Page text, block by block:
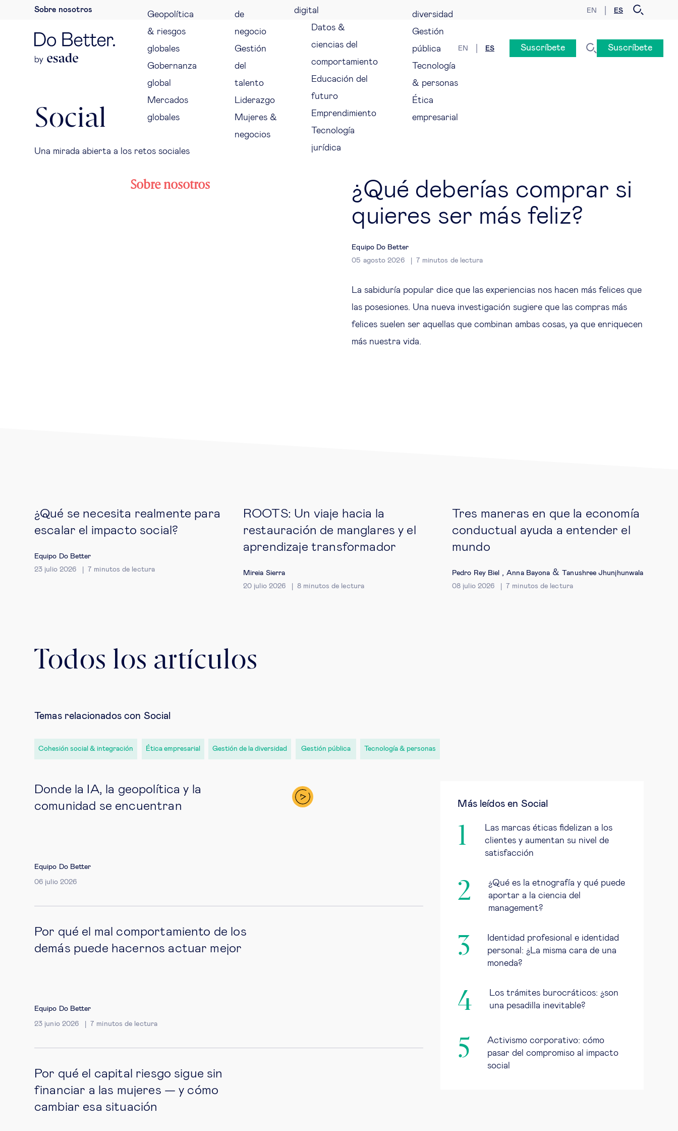
Sobre nosotros EN ES
Geopolítica
& riesgos
globales
Gobernanza
global
Mercados
globales
de
negocio
Gestión
del
talento
Liderazgo
Mujeres &
negocios
digital
Datos &
ciencias del
comportamiento
Educación del
futuro
Emprendimiento
Tecnología
jurídica
diversidad
Gestión
pública
Tecnología
& personas
Ética
empresarial
Sobre nosotros
EN ES Suscríbete Suscríbete
Social
Una mirada abierta a los retos sociales
¿Qué deberías comprar si
quieres ser más feliz?
Equipo Do Better
05 agosto 2026
7 minutos de lectura
La sabiduría popular dice que las experiencias nos hacen más felices que
las posesiones. Una nueva investigación sugiere que las compras más
felices suelen ser aquellas que combinan ambas cosas, ya que enriquecen
más nuestra vida.
¿Qué se necesita realmente para
escalar el impacto social?
Equipo Do Better
23 julio 2026
7 minutos de lectura
ROOTS: Un viaje hacia la
restauración de manglares y el
aprendizaje transformador
Mireia Sierra
20 julio 2026
8 minutos de lectura
Tres maneras en que la economía
conductual ayuda a entender el
mundo
Pedro Rey Biel ,Anna Bayona &Tanushree Jhunjhunwala
08 julio 2026
7 minutos de lectura
Todos los artículos
Temas relacionados con Social
Cohesión social & integración Ética empresarial Gestión de la diversidad Gestión pública Tecnología & personas
Más leídos en Social
Las marcas éticas fidelizan a los
clientes y aumentan su nivel de
satisfacción
¿Qué es la etnografía y qué puede
aportar a la ciencia del
management?
Identidad profesional e identidad
personal: ¿La misma cara de una
moneda?
Los trámites burocráticos: ¿son
una pesadilla inevitable?
Activismo corporativo: cómo
pasar del compromiso al impacto
social
Donde la IA, la geopolítica y la
comunidad se encuentran
Equipo Do Better
06 julio 2026
Por qué el mal comportamiento de los
demás puede hacernos actuar mejor
Equipo Do Better
23 junio 2026 7 minutos de lectura
Por qué el capital riesgo sigue sin
financiar a las mujeres — y cómo
cambiar esa situación